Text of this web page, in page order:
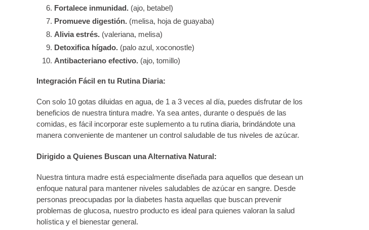
Fortalece inmunidad. (ajo, betabel)
Promueve digestión. (melisa, hoja de guayaba)
Alivia estrés. (valeriana, melisa)
Detoxifica hígado. (palo azul, xoconostle)
Antibacteriano efectivo. (ajo, tomillo)
Integración Fácil en tu Rutina Diaria:
Con solo 10 gotas diluidas en agua, de 1 a 3 veces al día, puedes disfrutar de los
beneficios de nuestra tintura madre. Ya sea antes, durante o después de las
comidas, es fácil incorporar este suplemento a tu rutina diaria, brindándote una
manera conveniente de mantener un control saludable de tus niveles de azúcar.
Dirigido a Quienes Buscan una Alternativa Natural:
Nuestra tintura madre está especialmente diseñada para aquellos que desean un
enfoque natural para mantener niveles saludables de azúcar en sangre. Desde
personas preocupadas por la diabetes hasta aquellas que buscan prevenir
problemas de glucosa, nuestro producto es ideal para quienes valoran la salud
holística y el bienestar general.